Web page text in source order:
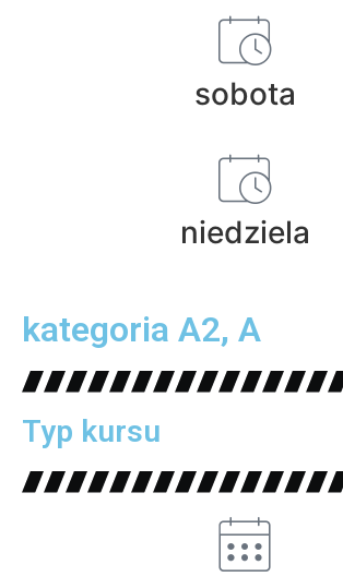
sobota
niedziela
kategoria A2, A
Typ kursu